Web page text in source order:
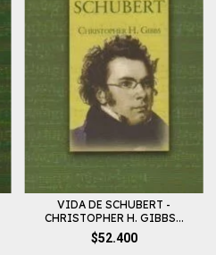
VIDA DE SCHUBERT -
CHRISTOPHER H. GIBBS...
$52.400